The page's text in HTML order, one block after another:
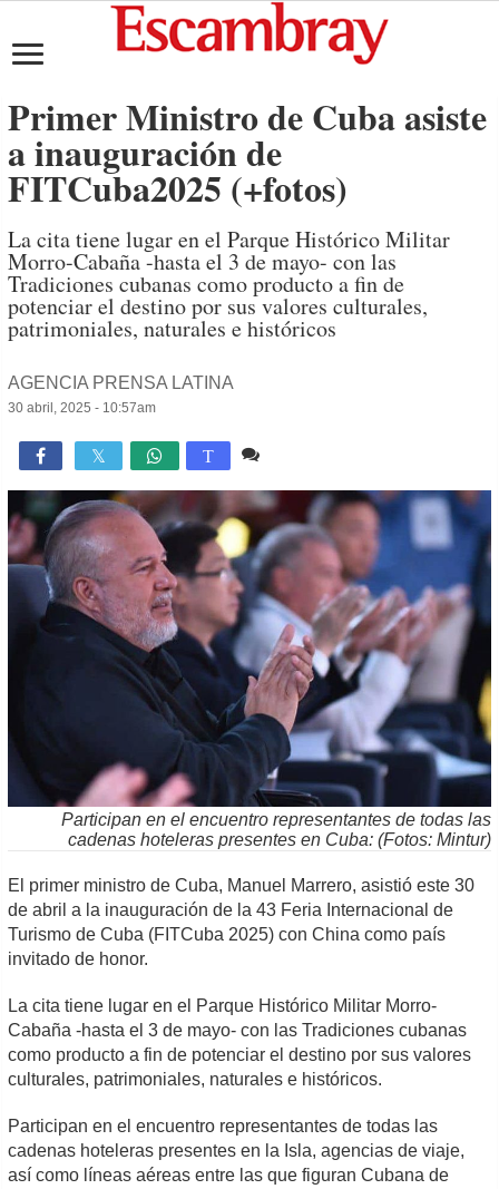
Primer Ministro de Cuba asiste
a inauguración de
FITCuba2025 (+fotos)
La cita tiene lugar en el Parque Histórico Militar
Morro-Cabaña -hasta el 3 de mayo- con las
Tradiciones cubanas como producto a fin de
potenciar el destino por sus valores culturales,
patrimoniales, naturales e históricos
AGENCIA PRENSA LATINA
30 abril, 2025 - 10:57am
 T
Participan en el encuentro representantes de todas las
cadenas hoteleras presentes en Cuba: (Fotos: Mintur)
El primer ministro de Cuba, Manuel Marrero, asistió este 30
de abril a la inauguración de la 43 Feria Internacional de
Turismo de Cuba (FITCuba 2025) con China como país
invitado de honor.
La cita tiene lugar en el Parque Histórico Militar Morro-
Cabaña -hasta el 3 de mayo- con las Tradiciones cubanas
como producto a fin de potenciar el destino por sus valores
culturales, patrimoniales, naturales e históricos.
Participan en el encuentro representantes de todas las
cadenas hoteleras presentes en la Isla, agencias de viaje,
así como líneas aéreas entre las que figuran Cubana de